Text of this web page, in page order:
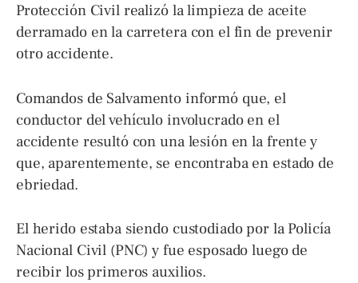
Protección Civil realizó la limpieza de aceite
derramado en la carretera con el fin de prevenir
otro accidente.
Comandos de Salvamento informó que, el
conductor del vehículo involucrado en el
accidente resultó con una lesión en la frente y
que, aparentemente, se encontraba en estado de
ebriedad.
El herido estaba siendo custodiado por la Policía
Nacional Civil (PNC) y fue esposado luego de
recibir los primeros auxilios.